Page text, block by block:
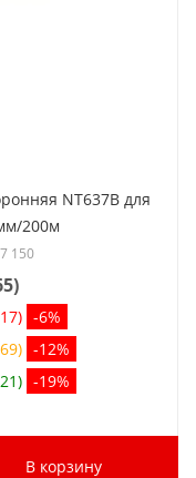
NT637B для
200м
150
)
-6%
-12%
-19%
В корзину